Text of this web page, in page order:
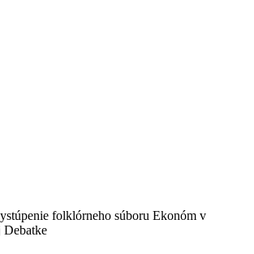
folklórneho súboru Ekonóm v
Debatke